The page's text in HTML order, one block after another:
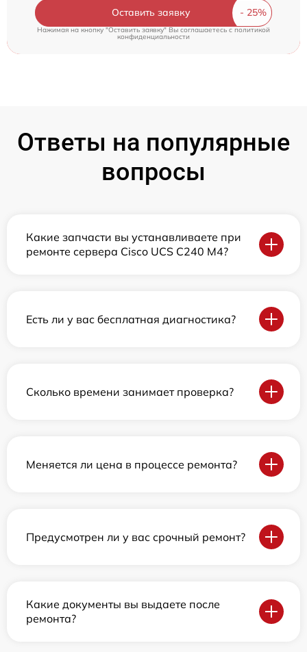
Оставить заявку
Нажимая на кнопку "Оставить заявку" Вы соглашаетесь cполитикой
конфиденциальности
Ответы на популярные
вопросы
Какие запчасти вы устанавливаете при
ремонте сервера Cisco UCS C240 M4?
Есть ли у вас бесплатная диагностика?
Сколько времени занимает проверка?
Меняется ли цена в процессе ремонта?
Предусмотрен ли у вас срочный ремонт?
Какие документы вы выдаете после
ремонта?